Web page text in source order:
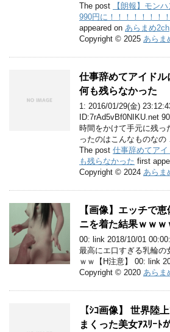
The post
【朗報】モン
990円に！！！！！！！
appeared on あらまめ2ch
Copyright © 2025 あらま
仕事辞めてアイド
何も残らなかった
1: 2016/01/29(金)
ID:7rAd5vBf0NIKU.net
時間をかけて手元に残っ
ったのはこんなものなの
The post 仕事辞めてア
も残らなかった first
Copyright © 2024 あらま
【画像】エッチで
ニを着た結果ｗｗｗ
00: link 2018/10/01
最高にエ口すぎる乳輪の
ｗｗ【H注意】 00: link
Copyright © 2020 あらま
【ｼｺ画像】 世界陸
まくった美女ｱｽﾘｰﾄ